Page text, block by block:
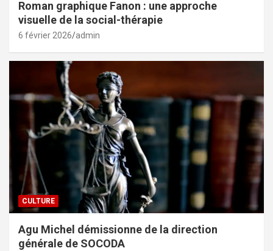
Roman graphique Fanon : une approche
visuelle de la social-thérapie
6 février 2026 admin
CULTURE
Agu Michel démissionne de la direction
générale de SOCODA